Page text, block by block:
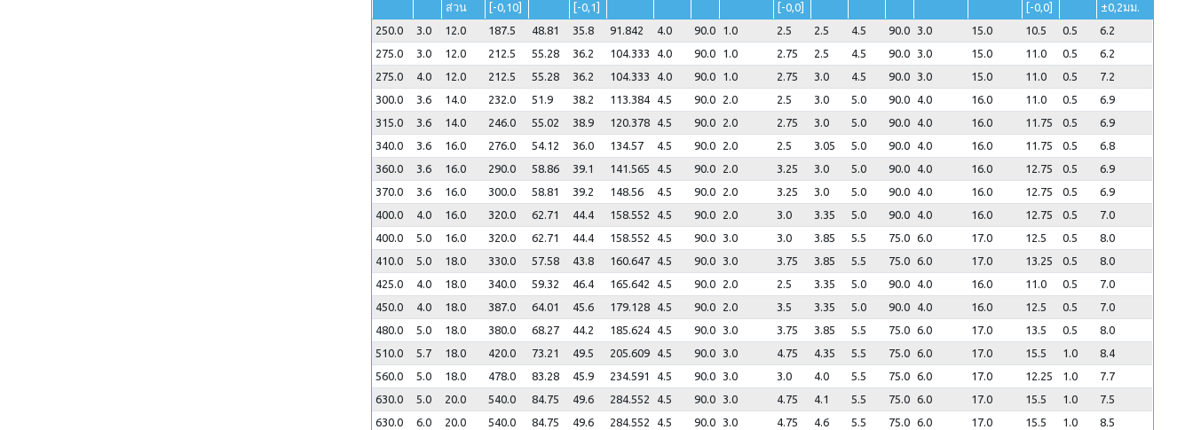
ส่วน
[-0,10]
[-0,1]
[-0,0]
[-0,0]
±0,2มม.
250.0
3.0 12.0 187.5 48.81 35.8 91.842 4.0 90.0 1.0 2.5 2.5 4.5 90.0 3.0 15.0 10.5 0.5
6.2
275.0
3.0 12.0 212.5 55.28 36.2 104.333 4.0 90.0 1.0 2.75 2.5 4.5 90.0 3.0 15.0 11.0 0.5
6.2
275.0
4.0 12.0 212.5 55.28 36.2 104.333 4.0 90.0 1.0 2.75 3.0 4.5 90.0 3.0 15.0 11.0 0.5
7.2
300.0
3.6 14.0 232.0 51.9 38.2 113.384 4.5 90.0 2.0 2.5 3.0 5.0 90.0 4.0 16.0 11.0 0.5
6.9
315.0
3.6 14.0 246.0 55.02 38.9 120.378 4.5 90.0 2.0 2.75 3.0 5.0 90.0 4.0 16.0 11.75 0.5
6.9
340.0
3.6 16.0 276.0 54.12 36.0 134.57 4.5 90.0 2.0 2.5 3.05 5.0 90.0 4.0 16.0 11.75 0.5
6.8
360.0
3.6 16.0 290.0 58.86 39.1 141.565 4.5 90.0 2.0 3.25 3.0 5.0 90.0 4.0 16.0 12.75 0.5
6.9
370.0
3.6 16.0 300.0 58.81 39.2 148.56 4.5 90.0 2.0 3.25 3.0 5.0 90.0 4.0 16.0 12.75 0.5
6.9
400.0
4.0 16.0 320.0 62.71 44.4 158.552 4.5 90.0 2.0 3.0 3.35 5.0 90.0 4.0 16.0 12.75 0.5
7.0
400.0
5.0 16.0 320.0 62.71 44.4 158.552 4.5 90.0 3.0 3.0 3.85 5.5 75.0 6.0 17.0 12.5 0.5
8.0
410.0
5.0 18.0 330.0 57.58 43.8 160.647 4.5 90.0 3.0 3.75 3.85 5.5 75.0 6.0 17.0 13.25 0.5
8.0
425.0
4.0 18.0 340.0 59.32 46.4 165.642 4.5 90.0 2.0 2.5 3.35 5.0 90.0 4.0 16.0 11.0 0.5
7.0
450.0
4.0 18.0 387.0 64.01 45.6 179.128 4.5 90.0 2.0 3.5 3.35 5.0 90.0 4.0 16.0 12.5 0.5
7.0
480.0
5.0 18.0 380.0 68.27 44.2 185.624 4.5 90.0 3.0 3.75 3.85 5.5 75.0 6.0 17.0 13.5 0.5
8.0
510.0
5.7 18.0 420.0 73.21 49.5 205.609 4.5 90.0 3.0 4.75 4.35 5.5 75.0 6.0 17.0 15.5 1.0
8.4
560.0
5.0 18.0 478.0 83.28 45.9 234.591 4.5 90.0 3.0 3.0 4.0 5.5 75.0 6.0 17.0 12.25 1.0
7.7
630.0
5.0 20.0 540.0 84.75 49.6 284.552 4.5 90.0 3.0 4.75 4.1 5.5 75.0 6.0 17.0 15.5 1.0
7.5
630.0
6.0 20.0 540.0 84.75 49.6 284.552 4.5 90.0 3.0 4.75 4.6 5.5 75.0 6.0 17.0 15.5 1.0
8.5